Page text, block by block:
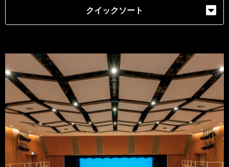
クイックソート